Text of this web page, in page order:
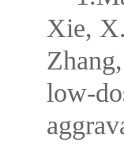
Xie,
low-